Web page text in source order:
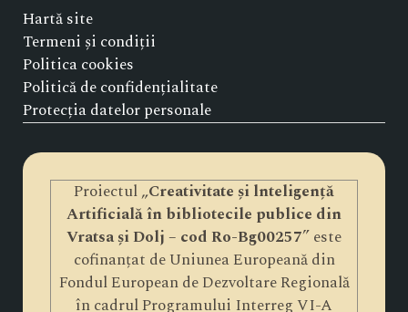
Hartă site
Termeni și condiții
Politica cookies
Politică de confidențialitate
Protecția datelor personale
Proiectul „Creativitate și lnteligență
Artificială în bibliotecile publice din
Vratsa și Dolj – cod Ro-Bg00257” este
cofinanțat de Uniunea Europeană din
Fondul European de Dezvoltare Regională
în cadrul Programului Interreg VI-A